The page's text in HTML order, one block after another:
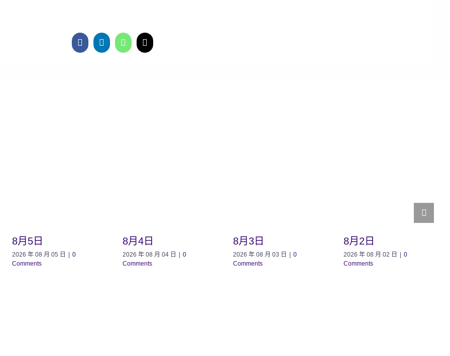
8月5日
2026 年 08 月 05 日
0
Comments
8月4日
2026 年 08 月 04 日
0
Comments
8月3日
2026 年 08 月 03 日
0
Comments
8月2日
2026 年 08 月 02 日
0
Comments